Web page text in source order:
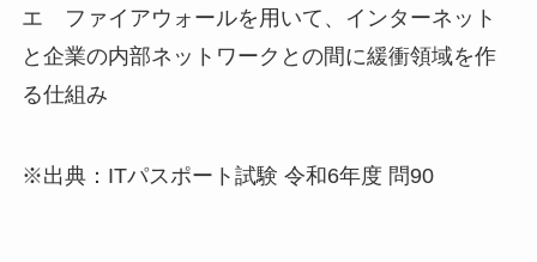
エ ファイアウォールを用いて、インターネット
と企業の内部ネットワークとの間に緩衝領域を作
る仕組み
※出典：ITパスポート試験 令和6年度 問90